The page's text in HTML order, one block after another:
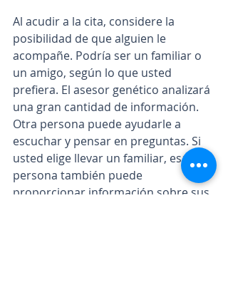
Al acudir a la cita, considere la
posibilidad de que alguien le
acompañe. Podría ser un familiar o
un amigo, según lo que usted
prefiera. El asesor genético analizará
una gran cantidad de información.
Otra persona puede ayudarle a
escuchar y pensar en preguntas. Si
usted elige llevar un familiar, esa
persona también puede
proporcionar información sobre sus